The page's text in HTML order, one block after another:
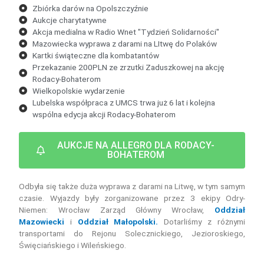
Zbiórka darów na Opolszczyźnie
Aukcje charytatywne
Akcja medialna w Radio Wnet "Tydzień Solidarności"
Mazowiecka wyprawa z darami na LItwę do Polaków
Kartki świąteczne dla kombatantów
Przekazanie 200PLN ze zrzutki Zaduszkowej na akcję
Rodacy-Bohaterom
Wielkopolskie wydarzenie
Lubelska współpraca z UMCS trwa już 6 lat i kolejna
wspólna edycja akcji Rodacy-Bohaterom
AUKCJE NA ALLEGRO DLA RODACY-
BOHATEROM
Odbyła się także duża wyprawa z darami na Litwę, w tym samym
czasie. Wyjazdy były zorganizowane przez 3 ekipy Odry-
Niemen: Wrocław Zarząd Główny Wrocław, Oddział
Mazowiecki
i Oddział Małopolski. Dotarliśmy z różnymi
transportami do Rejonu Solecznickiego, Jezioroskiego,
Święciańskiego i Wileńskiego.